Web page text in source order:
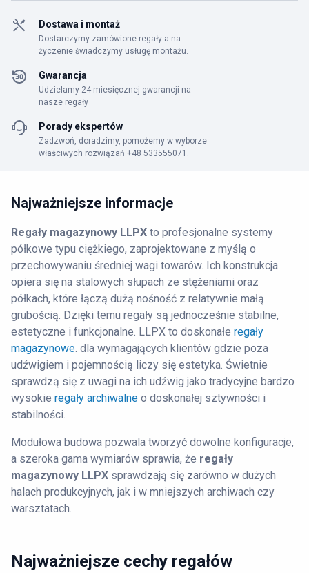
Dostawa i montaż
Dostarczymy zamówione regały a na
życzenie świadczymy usługę montażu.
Gwarancja
Udzielamy 24 miesięcznej gwarancji na
nasze regały
Porady ekspertów
Zadzwoń, doradzimy, pomożemy w wyborze
właściwych rozwiązań +48 533555071.
Najważniejsze informacje
Regały magazynowy LLPX to profesjonalne systemy
półkowe typu ciężkiego, zaprojektowane z myślą o
przechowywaniu średniej wagi towarów. Ich konstrukcja
opiera się na stalowych słupach ze stężeniami oraz
półkach, które łączą dużą nośność z relatywnie małą
grubością. Dzięki temu regały są jednocześnie stabilne,
estetyczne i funkcjonalne. LLPX to doskonałe regały
magazynowe. dla wymagających klientów gdzie poza
udźwigiem i pojemnością liczy się estetyka. Świetnie
sprawdzą się z uwagi na ich udźwig jako tradycyjne bardzo
wysokie regały archiwalne o doskonałej sztywności i
stabilności.
Modułowa budowa pozwala tworzyć dowolne konfiguracje,
a szeroka gama wymiarów sprawia, że regały
magazynowy LLPX sprawdzają się zarówno w dużych
halach produkcyjnych, jak i w mniejszych archiwach czy
warsztatach.
Najważniejsze cechy regałów